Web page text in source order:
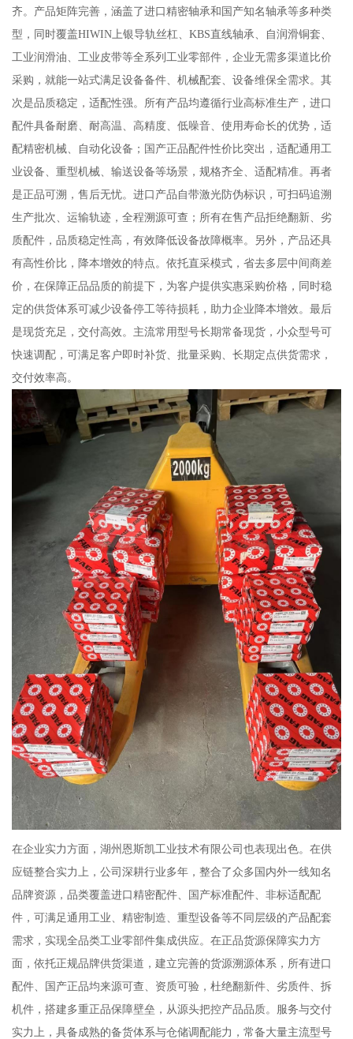
齐。产品矩阵完善，涵盖了进口精密轴承和国产知名轴承等多种类
型，同时覆盖HIWIN上银导轨丝杠、KBS直线轴承、自润滑铜套、
工业润滑油、工业皮带等全系列工业零部件，企业无需多渠道比价
采购，就能一站式满足设备备件、机械配套、设备维保全需求。其
次是品质稳定，适配性强。所有产品均遵循行业高标准生产，进口
配件具备耐磨、耐高温、高精度、低噪音、使用寿命长的优势，适
配精密机械、自动化设备；国产正品配件性价比突出，适配通用工
业设备、重型机械、输送设备等场景，规格齐全、适配精准。再者
是正品可溯，售后无忧。进口产品自带激光防伪标识，可扫码追溯
生产批次、运输轨迹，全程溯源可查；所有在售产品拒绝翻新、劣
质配件，品质稳定性高，有效降低设备故障概率。另外，产品还具
有高性价比，降本增效的特点。依托直采模式，省去多层中间商差
价，在保障正品品质的前提下，为客户提供实惠采购价格，同时稳
定的供货体系可减少设备停工等待损耗，助力企业降本增效。最后
是现货充足，交付高效。主流常用型号长期常备现货，小众型号可
快速调配，可满足客户即时补货、批量采购、长期定点供货需求，
交付效率高。
在企业实力方面，湖州恩斯凯工业技术有限公司也表现出色。在供
应链整合实力上，公司深耕行业多年，整合了众多国内外一线知名
品牌资源，品类覆盖进口精密配件、国产标准配件、非标适配配
件，可满足通用工业、精密制造、重型设备等不同层级的产品配套
需求，实现全品类工业零部件集成供应。在正品货源保障实力方
面，依托正规品牌供货渠道，建立完善的货源溯源体系，所有进口
配件、国产正品均来源可查、资质可验，杜绝翻新件、劣质件、拆
机件，搭建多重正品保障壁垒，从源头把控产品品质。服务与交付
实力上，具备成熟的备货体系与仓储调配能力，常备大量主流型号